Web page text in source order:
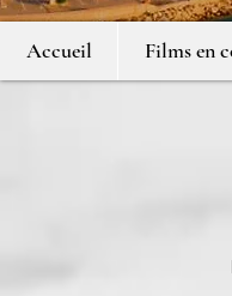
Accueil Films en